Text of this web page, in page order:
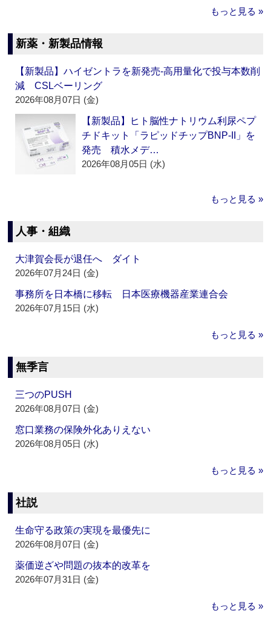
もっと見る »
新薬・新製品情報
【新製品】ハイゼントラを新発売‐高用量化で投与本数削
減 CSLベーリング
2026年08月07日 (金)
【新製品】ヒト脳性ナトリウム利尿ペプ
チドキット「ラピッドチップBNP-II」を
発売 積水メデ…
2026年08月05日 (水)
もっと見る »
人事・組織
大津賀会長が退任へ ダイト
2026年07月24日 (金)
事務所を日本橋に移転 日本医療機器産業連合会
2026年07月15日 (水)
もっと見る »
無季言
三つのPUSH
2026年08月07日 (金)
窓口業務の保険外化ありえない
2026年08月05日 (水)
もっと見る »
社説
生命守る政策の実現を最優先に
2026年08月07日 (金)
薬価逆ざや問題の抜本的改革を
2026年07月31日 (金)
もっと見る »